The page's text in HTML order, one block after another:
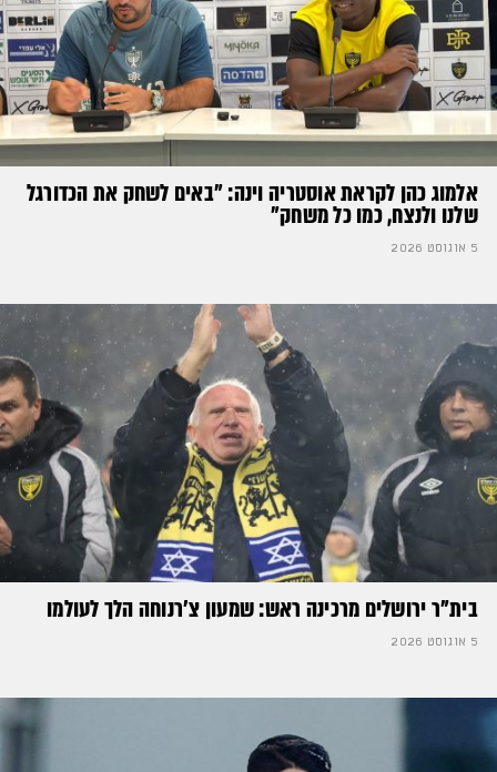
אלמוג כהן לקראת אוסטריה וינה: ״באים לשחק את הכדורגל
שלנו ולנצח, כמו כל משחק״
5 אוגוסט 2026
בית"ר ירושלים מרכינה ראש: שמעון צ'רנוחה הלך לעולמו
5 אוגוסט 2026